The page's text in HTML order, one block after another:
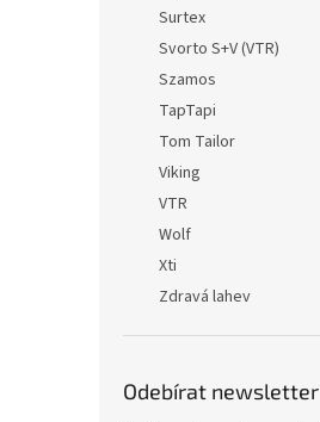
Surtex
Svorto S+V (VTR)
Szamos
TapTapi
Tom Tailor
Viking
VTR
Wolf
Xti
Zdravá lahev
Odebírat newsletter